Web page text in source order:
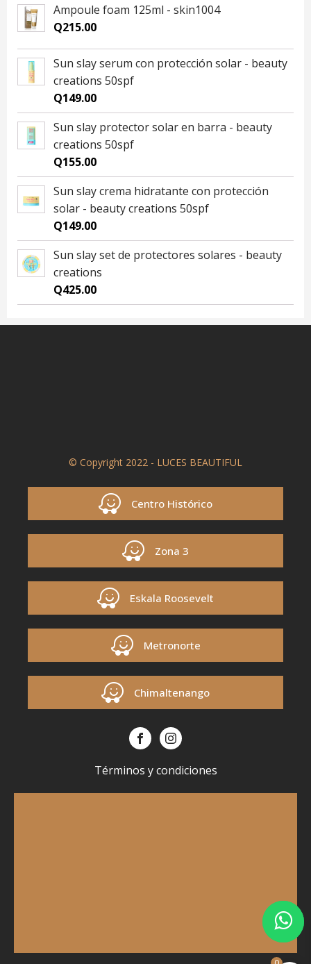
Ampoule foam 125ml - skin1004
Q215.00
Sun slay serum con protección solar - beauty
creations 50spf
Q149.00
Sun slay protector solar en barra - beauty
creations 50spf
Q155.00
Sun slay crema hidratante con protección
solar - beauty creations 50spf
Q149.00
Sun slay set de protectores solares - beauty
creations
Q425.00
© Copyright 2022 - LUCES BEAUTIFUL
Centro Histórico
Zona 3
Eskala Roosevelt
Metronorte
Chimaltenango
Términos y condiciones